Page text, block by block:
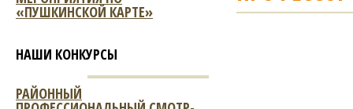
«ПУШКИНСКОЙ КАРТЕ»
НАШИ КОНКУРСЫ
РАЙОННЫЙ